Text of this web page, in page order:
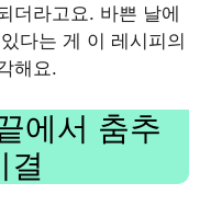
더라고요. 바쁜 날에
다는 게 이 레시피의
해요.
에서 춤추
결